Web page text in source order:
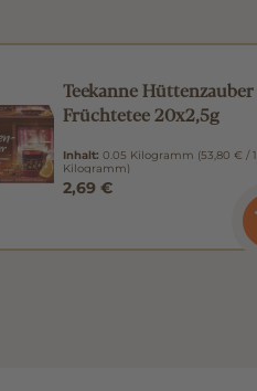
Teekanne Hüttenzauber
Früchtetee 20x2,5g
Inhalt:0.05 Kilogramm (53,80 € / 1
Kilogramm)
2,69 €